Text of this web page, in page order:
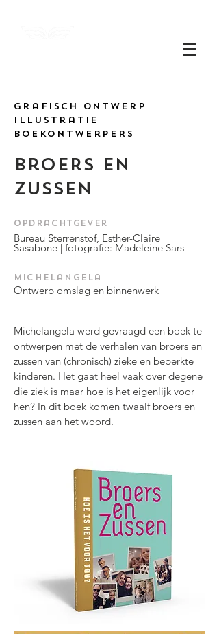
grafisch ontwerp
Illustratie
boekontwerpers
Broers en
zussen
​Opdrachtgever
Bureau Sterrenstof, Esther-Claire
Sasabone | fotografie: Madeleine Sars
Michelangela
Ontwerp omslag en binnenwerk
Michelangela werd gevraagd een boek te
ontwerpen met de verhalen van broers en
zussen van (chronisch) zieke en beperkte
kinderen. Het gaat heel vaak over degene
die ziek is maar hoe is het eigenlijk voor
hen? In dit boek komen twaalf broers en
zussen aan het woord.